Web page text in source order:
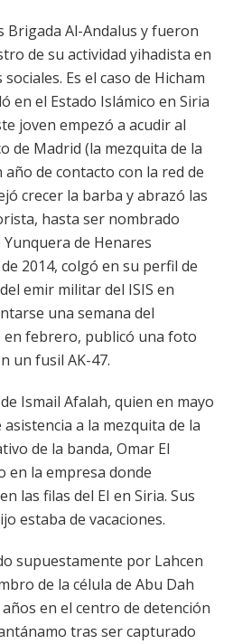
Brigada Al-Andalus y fueron
de su actividad yihadista en
Es el caso de Hicham
en el Estado Islámico en Siria
joven empezó a acudir al
de Madrid (la mezquita de la
año de contacto con la red de
crecer la barba y abrazó las
hasta ser nombrado
de Henares
2014, colgó en su perfil de
emir militar del ISIS en
una semana del
en febrero, publicó una foto
un fusil AK-47.
Ismail Afalah, quien en mayo
a la mezquita de la
de la banda, Omar El
en la empresa donde
las filas del EI en Siria. Sus
estaba de vacaciones.
supuestamente por Lahcen
de la célula de Abu Dah
en el centro de detención
tras ser capturado